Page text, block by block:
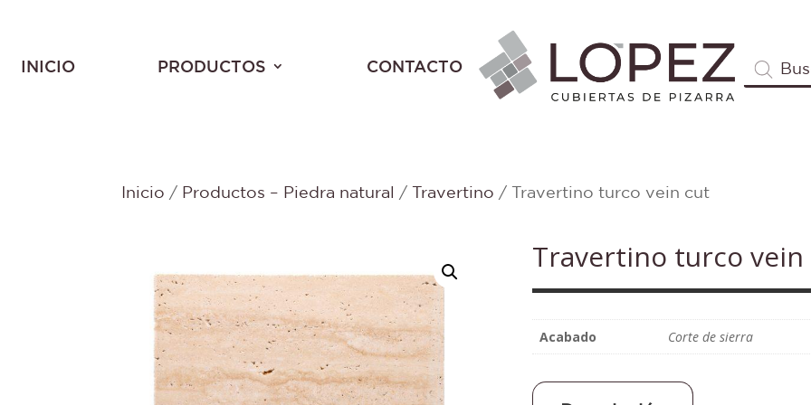
INICIO PRODUCTOS CONTACTO Búsqueda
de
productos
Inicio / Productos – Piedra natural /Travertino / Travertino turco vein cut
Travertino turco
Acabado Corte de sierra